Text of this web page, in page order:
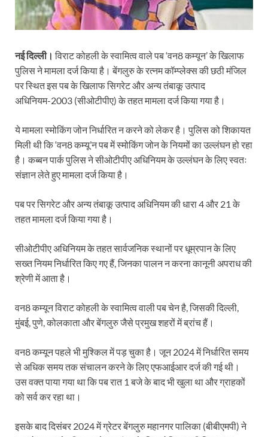
नई दिल्ली। विराट कोहली के स्वामित्व वाले पब ‘वन8 कम्यून’ के खिलाफ
पुलिस ने मामला दर्ज किया है। बेंगलुरु के रत्नम कॉम्प्लेक्स की छठी मंजिल
पर स्थित इस पब के खिलाफ सिगरेट और अन्य तंबाकू उत्पाद
अधिनियम-2003 (सीओटीपीए) के तहत मामला दर्ज किया गया है।
ये मामला स्मोकिंग जोन निर्धारित न करने को लेकर है। पुलिस को शिकायत
मिली थी कि ‘वन8 कम्यू’न पब में स्मोकिंग जोन के नियमों का उल्लंघन हो रहा
है। कब्बन पार्क पुलिस ने सीओटीपीए अधिनियम के उल्लंघन के लिए स्वतः
संज्ञान लेते हुए मामला दर्ज किया है।
पब पर सिगरेट और अन्य तंबाकू उत्पाद अधिनियम की धारा 4 और 21 के
तहत मामला दर्ज किया गया है।
सीओटीपीए अधिनियम के तहत सार्वजनिक स्थानों पर धूम्रपान के लिए
सख्त नियम निर्धारित किए गए हैं, जिनका पालन न करना कानूनी अपराध की
श्रेणी में आता है।
वन8 कम्यून विराट कोहली के स्वामित्व वाली पब चेन है, जिसकी दिल्ली,
मुंबई, पुणे, कोलकाता और बेंगलुरु जैसे प्रमुख शहरों में ब्रांच हैं।
वन8 कम्यून पहले भी मुश्किल में पड़ चुका है। जून 2024 में निर्धारित समय
से अधिक समय तक संचालन करने के लिए एफआईआर दर्ज की गई थी।
उस वक्त पाया गया था कि पब रात 1 बजे के बाद भी खुला था और ग्राहकों
को सर्व कर रहा था।
इसके बाद दिसंबर 2024 में ग्रेटर बेंगलुरु महानगर पालिका (बीबीएमपी) ने